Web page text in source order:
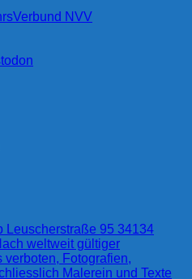
NVV
Leuscherstraße 95 34134
weltweit gültiger
verboten, Fotografien,
Malerein und Texte